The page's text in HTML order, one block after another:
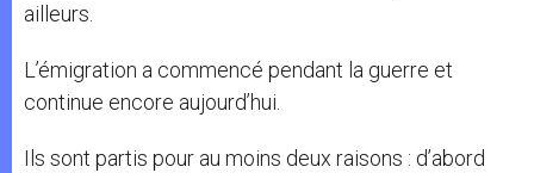
ailleurs.
L’émigration a commencé pendant la guerre et
continue encore aujourd’hui.
Ils sont partis pour au moins deux raisons : d’abord